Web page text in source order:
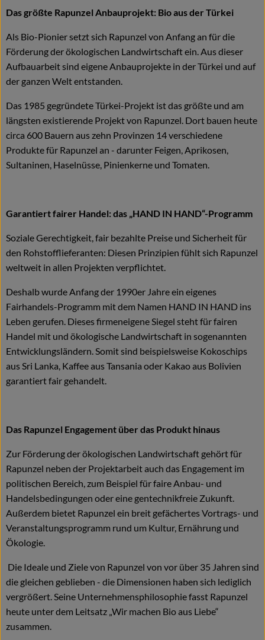
Das größte Rapunzel Anbauprojekt: Bio aus der Türkei
Als Bio-Pionier setzt sich Rapunzel von Anfang an für die
Förderung der ökologischen Landwirtschaft ein. Aus dieser
Aufbauarbeit sind eigene Anbauprojekte in der Türkei und auf
der ganzen Welt entstanden.
Das 1985 gegründete Türkei-Projekt ist das größte und am
längsten existierende Projekt von Rapunzel. Dort bauen heute
circa 600 Bauern aus zehn Provinzen 14 verschiedene
Produkte für Rapunzel an - darunter Feigen, Aprikosen,
Sultaninen, Haselnüsse, Pinienkerne und Tomaten.
Garantiert fairer Handel: das „HAND IN HAND“-Programm
Soziale Gerechtigkeit, fair bezahlte Preise und Sicherheit für
den Rohstofflieferanten: Diesen Prinzipien fühlt sich Rapunzel
weltweit in allen Projekten verpflichtet.
Deshalb wurde Anfang der 1990er Jahre ein eigenes
Fairhandels-Programm mit dem Namen HAND IN HAND ins
Leben gerufen. Dieses firmeneigene Siegel steht für fairen
Handel mit und ökologische Landwirtschaft in sogenannten
Entwicklungsländern. Somit sind beispielsweise Kokoschips
aus Sri Lanka, Kaffee aus Tansania oder Kakao aus Bolivien
garantiert fair gehandelt.
Das Rapunzel Engagement über das Produkt hinaus
Zur Förderung der ökologischen Landwirtschaft gehört für
Rapunzel neben der Projektarbeit auch das Engagement im
politischen Bereich, zum Beispiel für faire Anbau- und
Handelsbedingungen oder eine gentechnikfreie Zukunft.
Außerdem bietet Rapunzel ein breit gefächertes Vortrags- und
Veranstaltungsprogramm rund um Kultur, Ernährung und
Ökologie.
Die Ideale und Ziele von Rapunzel von vor über 35 Jahren sind
die gleichen geblieben - die Dimensionen haben sich lediglich
vergrößert. Seine Unternehmensphilosophie fasst Rapunzel
heute unter dem Leitsatz „Wir machen Bio aus Liebe“
zusammen.